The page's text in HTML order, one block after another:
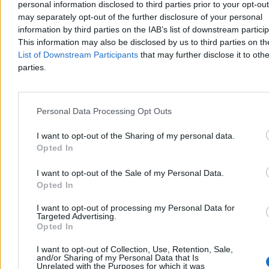
personal information disclosed to third parties prior to your opt-
may separately opt-out of the further disclosure of your personal
information by third parties on the IAB’s list of downstream
This information may also be disclosed by us to third parties on
List of Downstream Participants that may further disclose it to
parties.
Personal Data Processing Opt Outs
I want to opt-out of the Sharing of my personal data.
Opted In
I want to opt-out of the Sale of my Personal Data.
Opted In
I want to opt-out of processing my Personal Data for
Targeted Advertising.
Opted In
I want to opt-out of Collection, Use, Retention, Sale,
and/or Sharing of my Personal Data that Is
Unrelated with the Purposes for which it was